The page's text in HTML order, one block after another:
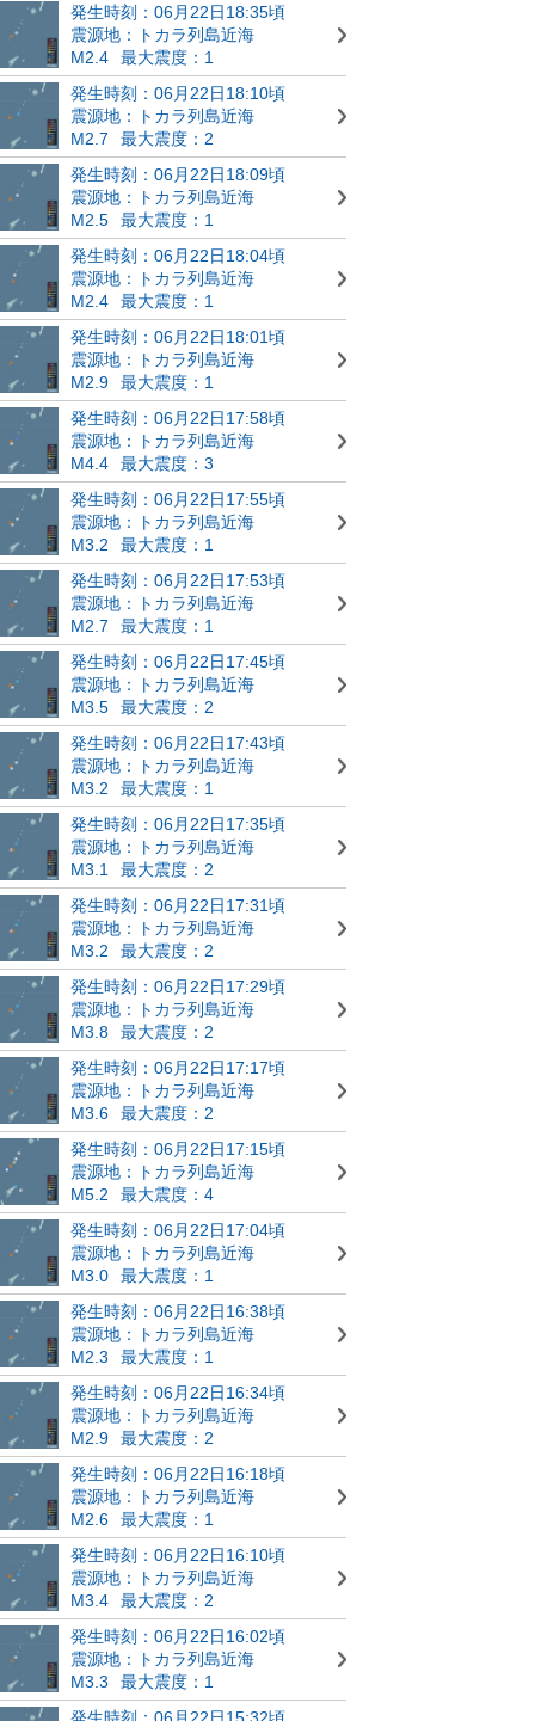
発生時刻：06月22日18:35頃
震源地：トカラ列島近海
M2.4
最大震度：1
発生時刻：06月22日18:10頃
震源地：トカラ列島近海
M2.7
最大震度：2
発生時刻：06月22日18:09頃
震源地：トカラ列島近海
M2.5
最大震度：1
発生時刻：06月22日18:04頃
震源地：トカラ列島近海
M2.4
最大震度：1
発生時刻：06月22日18:01頃
震源地：トカラ列島近海
M2.9
最大震度：1
発生時刻：06月22日17:58頃
震源地：トカラ列島近海
M4.4
最大震度：3
発生時刻：06月22日17:55頃
震源地：トカラ列島近海
M3.2
最大震度：1
発生時刻：06月22日17:53頃
震源地：トカラ列島近海
M2.7
最大震度：1
発生時刻：06月22日17:45頃
震源地：トカラ列島近海
M3.5
最大震度：2
発生時刻：06月22日17:43頃
震源地：トカラ列島近海
M3.2
最大震度：1
発生時刻：06月22日17:35頃
震源地：トカラ列島近海
M3.1
最大震度：2
発生時刻：06月22日17:31頃
震源地：トカラ列島近海
M3.2
最大震度：2
発生時刻：06月22日17:29頃
震源地：トカラ列島近海
M3.8
最大震度：2
発生時刻：06月22日17:17頃
震源地：トカラ列島近海
M3.6
最大震度：2
発生時刻：06月22日17:15頃
震源地：トカラ列島近海
M5.2
最大震度：4
発生時刻：06月22日17:04頃
震源地：トカラ列島近海
M3.0
最大震度：1
発生時刻：06月22日16:38頃
震源地：トカラ列島近海
M2.3
最大震度：1
発生時刻：06月22日16:34頃
震源地：トカラ列島近海
M2.9
最大震度：2
発生時刻：06月22日16:18頃
震源地：トカラ列島近海
M2.6
最大震度：1
発生時刻：06月22日16:10頃
震源地：トカラ列島近海
M3.4
最大震度：2
発生時刻：06月22日16:02頃
震源地：トカラ列島近海
M3.3
最大震度：1
発生時刻：06月22日15:32頃